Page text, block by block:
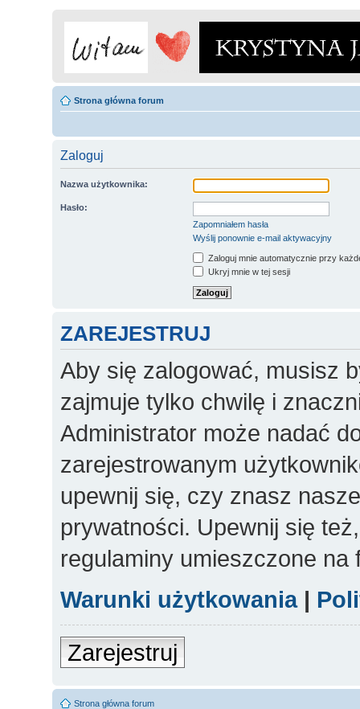
Strona główna forum
Zaloguj
Nazwa użytkownika:
Hasło:
Zapomniałem hasła
Wyślij ponownie e-mail aktywacyjny
Zaloguj mnie automatycznie przy
Ukryj mnie w tej sesji
ZAREJESTRUJ
Aby się zalogować, musisz
zajmuje tylko chwilę i
Administrator może nadać
zarejestrowanym
upewnij się, czy znasz
prywatności. Upewnij się
regulaminy umieszczone na
Warunki użytkowania|
Zarejestruj
Strona główna forum